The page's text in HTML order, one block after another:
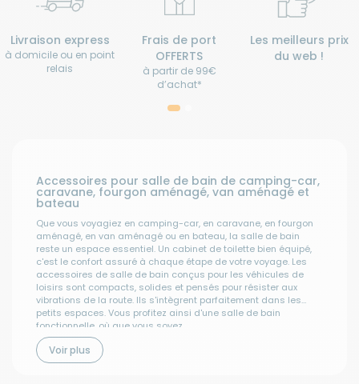
Livraison express
à domicile ou en point
relais
Frais de port
OFFERTS
à partir de 99€
d’achat*
Les meilleurs prix
du web !
Accessoires pour salle de bain de camping-car,
caravane, fourgon aménagé, van aménagé et
bateau
Que vous voyagiez en camping-car, en caravane, en fourgon
aménagé, en van aménagé ou en bateau, la salle de bain
reste un espace essentiel. Un cabinet de toilette bien équipé,
c'est le confort assuré à chaque étape de votre voyage. Les
accessoires de salle de bain conçus pour les véhicules de
loisirs sont compacts, solides et pensés pour résister aux
vibrations de la route. Ils s'intègrent parfaitement dans les
petits espaces. Vous profitez ainsi d'une salle de bain
fonctionnelle, où que vous soyez.
Les différents types d'accessoires pour salle de
bain de camping-car
Bien équiper votre salle d'eau, c'est avant tout choisir les bons
Voir plus